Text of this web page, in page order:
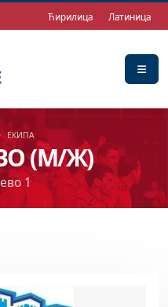
Ћирилица Латиница
(М/Ж)
1
ЕКИПА